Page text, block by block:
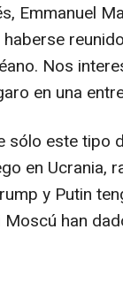
Emmanuel
Nos
en una
sólo este tipo
en Ucrania,
y Putin
han